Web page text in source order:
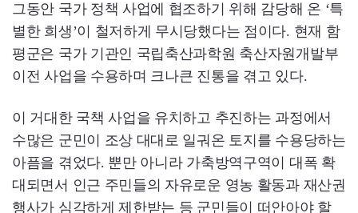
그동안 국가 정책 사업에 협조하기 위해 감당해 온 ‘특
별한 희생’이 철저하게 무시당했다는 점이다. 현재 함
평군은 국가 기관인 국립축산과학원 축산자원개발부
이전 사업을 수용하며 크나큰 진통을 겪고 있다.
이 거대한 국책 사업을 유치하고 추진하는 과정에서
수많은 군민이 조상 대대로 일궈온 토지를 수용당하는
아픔을 겪었다. 뿐만 아니라 가축방역구역이 대폭 확
대되면서 인근 주민들의 자유로운 영농 활동과 재산권
행사가 심각하게 제한받는 등 군민들이 떠안아야 할